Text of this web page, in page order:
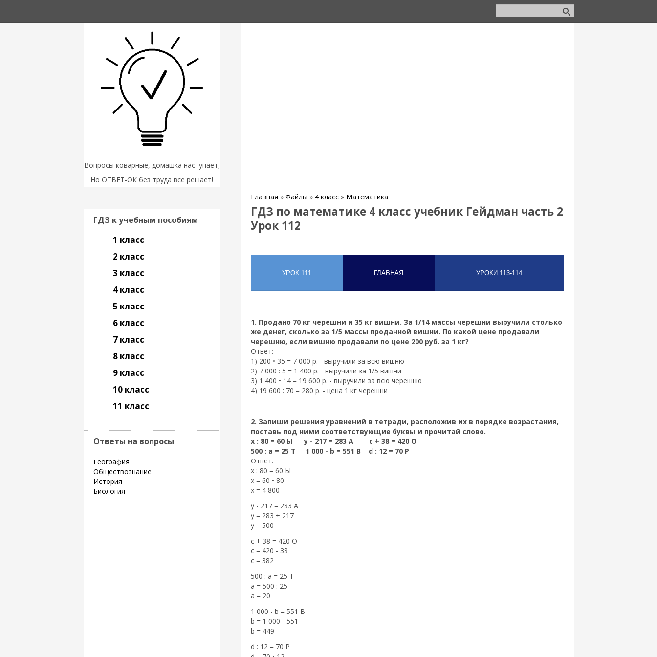
Вопросы коварные, домашка наступает,
Но ОТВЕТ-ОК без труда все решает!
Главная » Файлы » 4 класс» Математика
ГДЗ по математике 4 класс учебник Гейдман часть 2
Урок 112
1. Продано 70 кг черешни и 35 кг вишни. За 1/14 массы черешни выручили столько
же денег, сколько за 1/5 массы проданной вишни. По какой цене продавали
черешню, если вишню продавали по цене 200 руб. за 1 кг?
Ответ:
1) 200 • 35 = 7 000 р. - выручили за всю вишню
2) 7 000 : 5 = 1 400 р. - выручили за 1/5 вишни
3) 1 400 • 14 = 19 600 р. - выручили за всю черешню
4) 19 600 : 70 = 280 р. - цена 1 кг черешни
2. Запиши решения уравнений в тетради, расположив их в порядке возрастания,
поставь под ними соответствующие буквы и прочитай слово.
х : 80 = 60 Ы у - 217 = 283 A с + 38 = 420 О
500 : а = 25 Т 1 000 - b = 551 В d : 12 = 70 P
Ответ:
х : 80 = 60 Ы
х = 60 • 80
х = 4 800
у - 217 = 283 A
у = 283 + 217
у = 500
с + 38 = 420 О
с = 420 - 38
с = 382
500 : а = 25 Т
а = 500 : 25
а = 20
1 000 - b = 551 В
b = 1 000 - 551
b = 449
d : 12 = 70 P
ГДЗ к учебным пособиям
1 класс
2 класс
3 класс
4 класс
5 класс
6 класс
7 класс
8 класс
9 класс
10 класс
11 класс
Ответы на вопросы
География
Обществознание
История
Биология